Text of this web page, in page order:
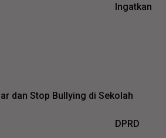
Ingatkan
dan Stop Bullying di Sekolah
DPRD